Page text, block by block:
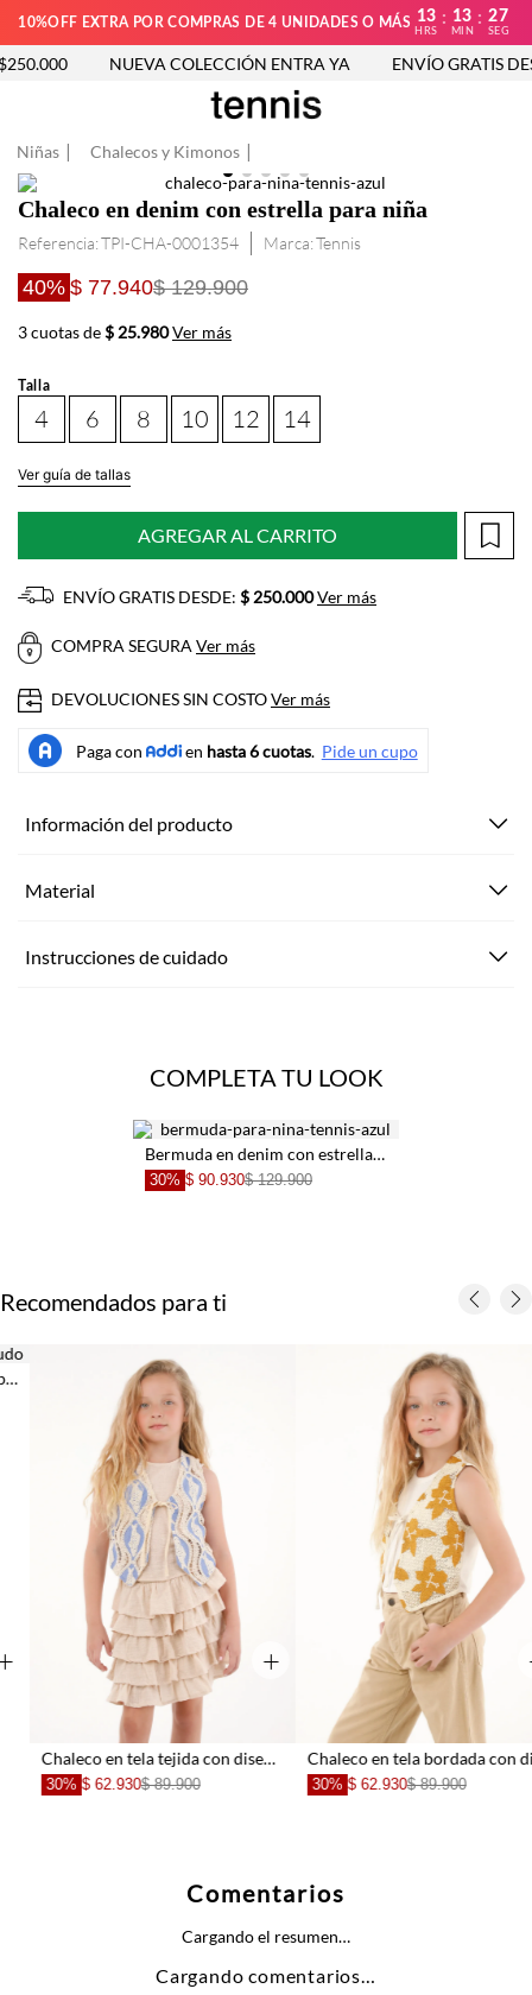
10%OFF EXTRA POR COMPRAS DE 4 UNIDADES O MÁS 13
HRS
: 13
MIN
: 26
SEG
NUEVA COLECCIÓN ENTRA YA ENVÍO GRATIS
Niñas Chalecos y Kimonos
Chaleco en denim con estrella para niña
Referencia:TPI-CHA-0001354 Tennis
40% $ 77.940$ 129.900
3 cuotas de$ 25.980Ver más
Talla
4 6 8 10 12 14
Ver guía de tallas
AGREGAR AL CARRITO
ENVÍO GRATIS DESDE: $ 250.000Ver más
COMPRA SEGURA Ver más
DEVOLUCIONES SIN COSTOVer más
Información del producto
Material
Instrucciones de cuidado
COMPLETA TU LOOK
+
Bermuda en denim con estrellas para niña
30% $ 90.930$ 129.900
Recomendados para ti
+
Chaleco en tela bordada con diseño de flores para niña
30% $ 62.930$ 89.900
Chaleco
60% $ 43.960$ 109.900
Comentarios
Cargando el resumen…
Cargando comentarios…